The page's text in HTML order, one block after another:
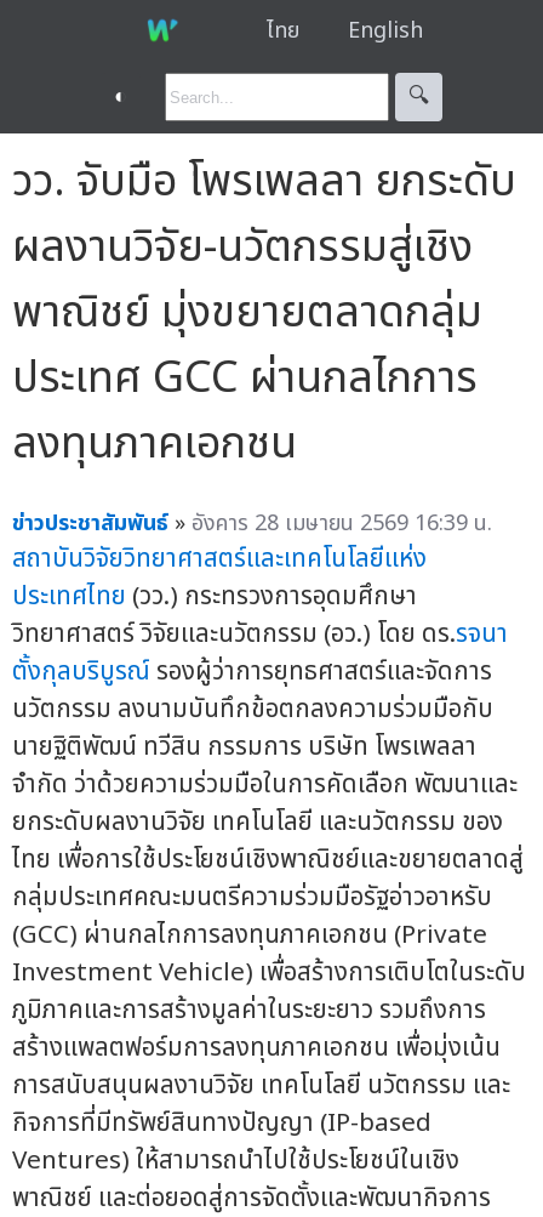
ไทย English
◐ 🔍︎
วว. จับมือ โพรเพลลา ยกระดับ
ผลงานวิจัย-นวัตกรรมสู่เชิง
พาณิชย์ มุ่งขยายตลาดกลุ่ม
ประเทศ GCC ผ่านกลไกการ
ลงทุนภาคเอกชน
ข่าวประชาสัมพันธ์ » อังคาร 28 เมษายน 2569 16:39 น.
สถาบันวิจัยวิทยาศาสตร์และเทคโนโลยีแห่ง
ประเทศไทย (วว.) กระทรวงการอุดมศึกษา
วิทยาศาสตร์ วิจัยและนวัตกรรม (อว.) โดย ดร.รจนา
ตั้งกุลบริบูรณ์ รองผู้ว่าการยุทธศาสตร์และจัดการ
นวัตกรรม ลงนามบันทึกข้อตกลงความร่วมมือกับ
นายฐิติพัฒน์ ทวีสิน กรรมการ บริษัท โพรเพลลา
จำกัด ว่าด้วยความร่วมมือในการคัดเลือก พัฒนาและ
ยกระดับผลงานวิจัย เทคโนโลยี และนวัตกรรม ของ
ไทย เพื่อการใช้ประโยชน์เชิงพาณิชย์และขยายตลาดสู่
กลุ่มประเทศคณะมนตรีความร่วมมือรัฐอ่าวอาหรับ
(GCC) ผ่านกลไกการลงทุนภาคเอกชน (Private
Investment Vehicle) เพื่อสร้างการเติบโตในระดับ
ภูมิภาคและการสร้างมูลค่าในระยะยาว รวมถึงการ
สร้างแพลตฟอร์มการลงทุนภาคเอกชน เพื่อมุ่งเน้น
การสนับสนุนผลงานวิจัย เทคโนโลยี นวัตกรรม และ
กิจการที่มีทรัพย์สินทางปัญญา (IP-based
Ventures) ให้สามารถนำไปใช้ประโยชน์ในเชิง
พาณิชย์ และต่อยอดสู่การจัดตั้งและพัฒนากิจการ